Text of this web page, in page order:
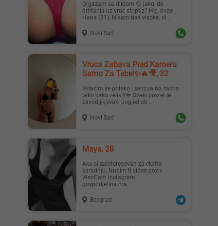
Orgazam sa dildom 💦 jako, do
drhtanja uz vruć striptiz? Hej, ovde
Hana (31). Nisam baš visoka, al...
Novi Sad
Vruca Zabava Pred Kameru
Samo Za Tebe!✨🔥🎥, 32
Svlacim se polako i senzualno, tacno
tako kako zelis.💃💋 Svaki pokret je
zavodljiv,svaki pogled ob...
Novi Sad
Maya, 28
Ako si zainteresovan za ekstra
saradnju. Nudim ti video poziv
WebCam Instagram:
gospodjetina.ma...
Beograd